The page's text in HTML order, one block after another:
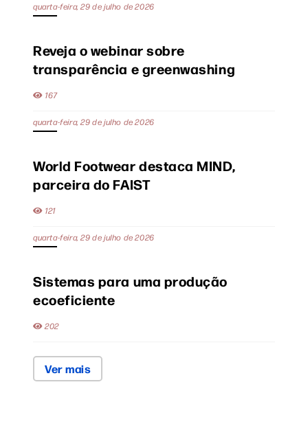
quarta-feira, 29 de julho de 2026
Reveja o webinar sobre
transparência e greenwashing
167
quarta-feira, 29 de julho de 2026
World Footwear destaca MIND,
parceira do FAIST
121
quarta-feira, 29 de julho de 2026
Sistemas para uma produção
ecoeficiente
202
Ver mais